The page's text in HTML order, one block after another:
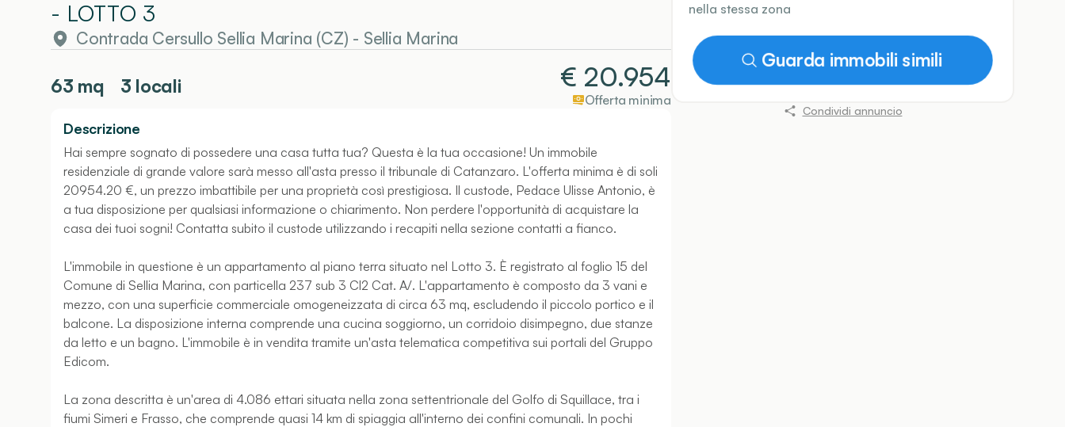
- LOTTO 3
Contrada Cersullo Sellia Marina (CZ) - Sellia Marina
63 mq 3 locali € 20.954
Offerta minima
Descrizione
Hai sempre sognato di possedere una casa tutta tua? Questa è la tua occasione! Un immobile
residenziale di grande valore sarà messo all'asta presso il tribunale di Catanzaro. L'offerta minima è di soli
20954.20 €, un prezzo imbattibile per una proprietà così prestigiosa. Il custode, Pedace Ulisse Antonio, è
a tua disposizione per qualsiasi informazione o chiarimento. Non perdere l'opportunità di acquistare la
casa dei tuoi sogni! Contatta subito il custode utilizzando i recapiti nella sezione contatti a fianco.
L'immobile in questione è un appartamento al piano terra situato nel Lotto 3. È registrato al foglio 15 del
Comune di Sellia Marina, con particella 237 sub 3 Cl2 Cat. A/. L'appartamento è composto da 3 vani e
mezzo, con una superficie commerciale omogeneizzata di circa 63 mq, escludendo il piccolo portico e il
balcone. La disposizione interna comprende una cucina soggiorno, un corridoio disimpegno, due stanze
da letto e un bagno. L'immobile è in vendita tramite un'asta telematica competitiva sui portali del Gruppo
Edicom.
La zona descritta è un'area di 4.086 ettari situata nella zona settentrionale del Golfo di Squillace, tra i
fiumi Simeri e Frasso, che comprende quasi 14 km di spiaggia all'interno dei confini comunali. In pochi
nella stessa zona
Guarda immobili simili
Condividi annuncio